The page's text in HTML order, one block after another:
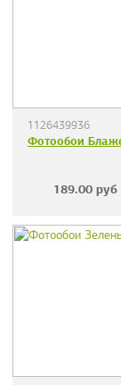
1126439936
Фотообои
189.00 руб